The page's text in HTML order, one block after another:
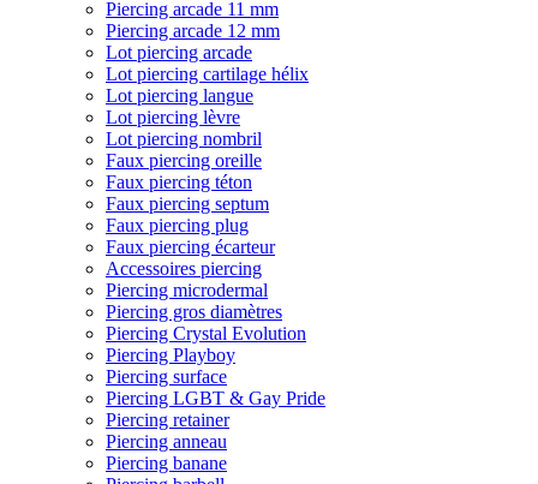
Piercing arcade 11 mm
Piercing arcade 12 mm
Lot piercing arcade
Lot piercing cartilage hélix
Lot piercing langue
Lot piercing lèvre
Lot piercing nombril
Faux piercing oreille
Faux piercing téton
Faux piercing septum
Faux piercing plug
Faux piercing écarteur
Accessoires piercing
Piercing microdermal
Piercing gros diamètres
Piercing Crystal Evolution
Piercing Playboy
Piercing surface
Piercing LGBT & Gay Pride
Piercing retainer
Piercing anneau
Piercing banane